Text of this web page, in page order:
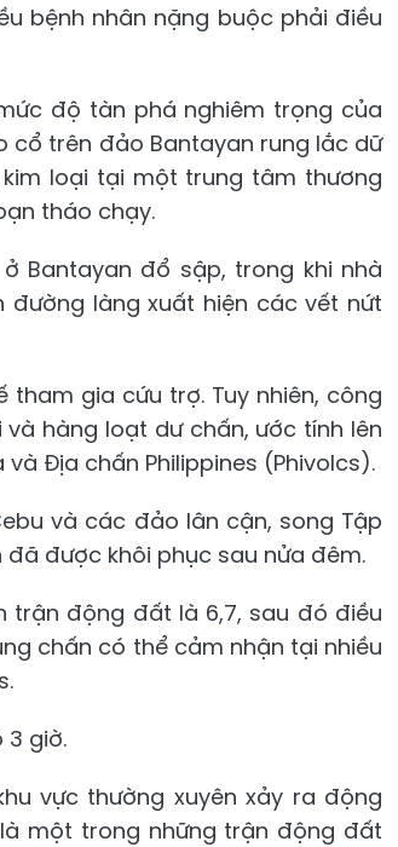
bệnh nhân nặng buộc phải điều
độ tàn phá nghiêm trọng của
trên đảo Bantayan rung lắc dữ
loại tại một trung tâm thương
tháo chạy.
Bantayan đổ sập, trong khi nhà
đường làng xuất hiện các vết nứt
tham gia cứu trợ. Tuy nhiên, công
hàng loạt dư chấn, ước tính lên
Địa chấn Philippines (Phivolcs).
và các đảo lân cận, song Tập
đã được khôi phục sau nửa đêm.
trận động đất là 6,7, sau đó điều
chấn có thể cảm nhận tại nhiều
giờ.
vực thường xuyên xảy ra động
một trong những trận động đất